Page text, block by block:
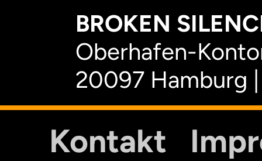
BROKEN
Oberhafen-
20097 Hamburg
Kontakt